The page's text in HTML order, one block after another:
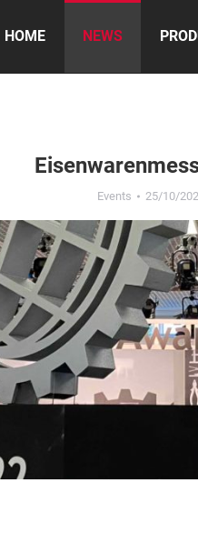
HOME NEWS
Events 25/10/